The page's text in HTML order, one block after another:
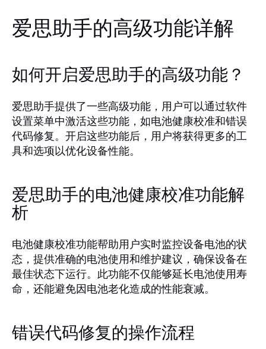
爱思助手的高级功能详解
如何开启爱思助手的高级功能？
爱思助手提供了一些高级功能，用户可以通过软件
设置菜单中激活这些功能，如电池健康校准和错误
代码修复。开启这些功能后，用户将获得更多的工
具和选项以优化设备性能。
爱思助手的电池健康校准功能解
析
电池健康校准功能帮助用户实时监控设备电池的状
态，提供准确的电池使用和维护建议，确保设备在
最佳状态下运行。此功能不仅能够延长电池使用寿
命，还能避免因电池老化造成的性能衰减。
错误代码修复的操作流程